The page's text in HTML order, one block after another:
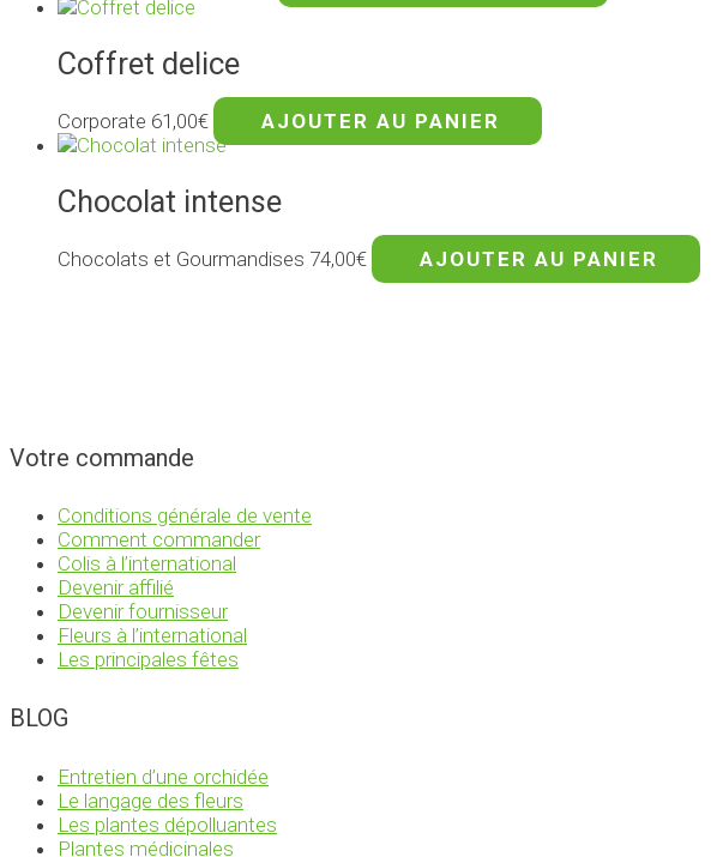
Coffret delice
Corporate 61,00€ AJOUTER AU PANIER
Chocolat intense
Chocolats et Gourmandises 74,00€ AJOUTER AU PANIER
Votre commande
Conditions générale de vente
Comment commander
Colis à l’international
Devenir affilié
Devenir fournisseur
Fleurs à l’international
Les principales fêtes
BLOG
Entretien d’une orchidée
Le langage des fleurs
Les plantes dépolluantes
Plantes médicinales